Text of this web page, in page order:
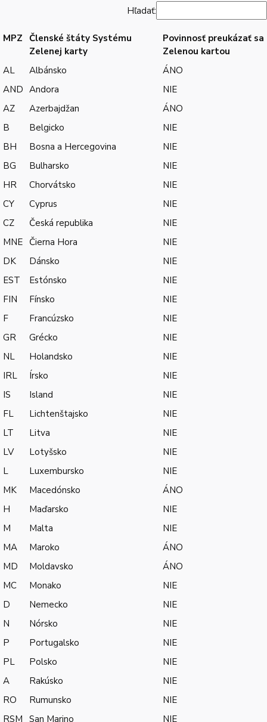
Hľadať:
MPZ Členské štáty Systému
Zelenej karty
Povinnosť preukázať sa
Zelenou kartou
AL
Albánsko
ÁNO
AND Andora
NIE
AZ
Azerbajdžan
ÁNO
B
Belgicko
NIE
BH
Bosna a Hercegovina
NIE
BG
Bulharsko
NIE
HR
Chorvátsko
NIE
CY
Cyprus
NIE
CZ
Česká republika
NIE
MNE Čierna Hora
NIE
DK
Dánsko
NIE
EST
Estónsko
NIE
FIN
Fínsko
NIE
F
Francúzsko
NIE
GR
Grécko
NIE
NL
Holandsko
NIE
IRL
Írsko
NIE
IS
Island
NIE
FL
Lichtenštajsko
NIE
LT
Litva
NIE
LV
Lotyšsko
NIE
L
Luxembursko
NIE
MK
Macedónsko
ÁNO
H
Maďarsko
NIE
M
Malta
NIE
MA
Maroko
ÁNO
MD
Moldavsko
ÁNO
MC
Monako
NIE
D
Nemecko
NIE
N
Nórsko
NIE
P
Portugalsko
NIE
PL
Polsko
NIE
A
Rakúsko
NIE
RO
Rumunsko
NIE
RSM San Marino NIE